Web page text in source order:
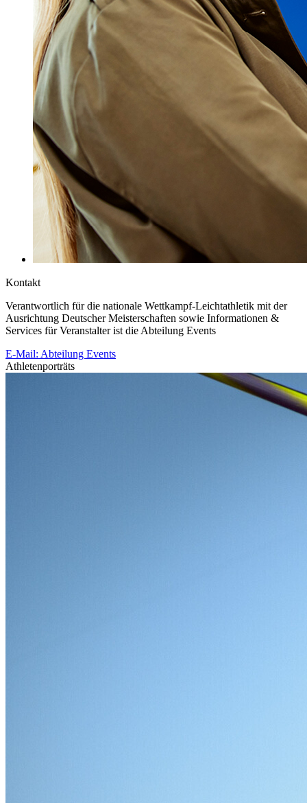
Kontakt
Verantwortlich für die nationale Wettkampf-Leichtathletik mit der
Ausrichtung Deutscher Meisterschaften sowie Informationen &
Services für Veranstalter ist die Abteilung Events
E-Mail: Abteilung Events
Athletenporträts